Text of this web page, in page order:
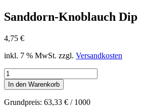
Sanddorn-Knoblauch Dip
4,75 €
inkl. 7 % MwSt. zzgl. Versandkosten
Sanddorn-
Knoblauch
Dip
Menge
In den Warenkorb
Grundpreis: 63,33 € / 1000